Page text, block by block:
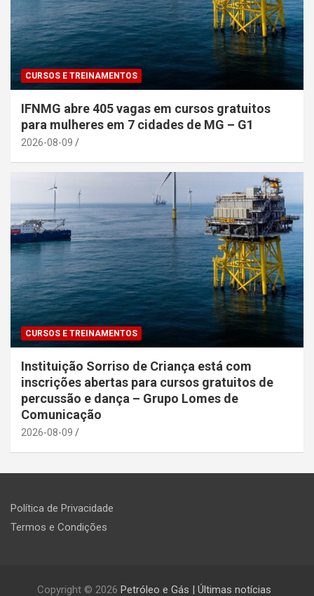
CURSOS E TREINAMENTOS
IFNMG abre 405 vagas em cursos gratuitos
para mulheres em 7 cidades de MG – G1
2026-08-09
CURSOS E TREINAMENTOS
Instituição Sorriso de Criança está com
inscrições abertas para cursos gratuitos de
percussão e dança – Grupo Lomes de
Comunicação
2026-08-09
Política de Privacidade
Termos e Condições
Copyright © 2026 Petróleo e Gás | Últimas notícias